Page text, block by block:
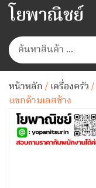
โยพาณิชย์
หน้าหลัก/เครื่องครัว/
แขกด้ามเลสช้าง